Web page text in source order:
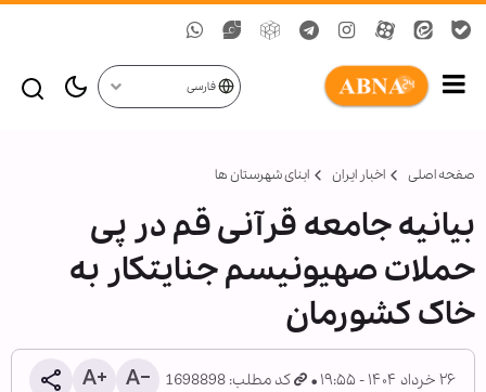
فارسی
صفحه اصلی اخبار ایران ابنای شهرستان ها
بیانیه جامعه قرآنی قم در پی
حملات صهیونیسم جنایتکار به
خاک کشورمان
۲۶ خرداد ۱۴۰۴ - ۱۹:۵۵ کد مطلب: 1698898